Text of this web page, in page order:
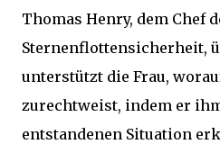
Thomas Henry, dem Chef
Sternenflottensicherheit,
unterstützt die Frau,
zurechtweist, indem er
entstandenen Situation